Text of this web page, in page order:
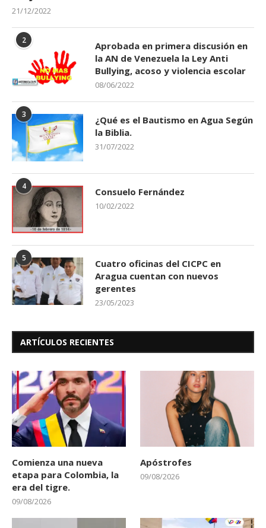
21/12/2022
2
Aprobada en primera discusión en
la AN de Venezuela la Ley Anti
Bullying, acoso y violencia escolar
08/06/2022
3
¿Qué es el Bautismo en Agua Según
la Biblia.
31/07/2022
4 Consuelo Fernández
10/02/2022
5
Cuatro oficinas del CICPC en
Aragua cuentan con nuevos
gerentes
23/05/2023
ARTÍCULOS RECIENTES
Comienza una nueva
etapa para Colombia, la
era del tigre.
09/08/2026
Apóstrofes
09/08/2026